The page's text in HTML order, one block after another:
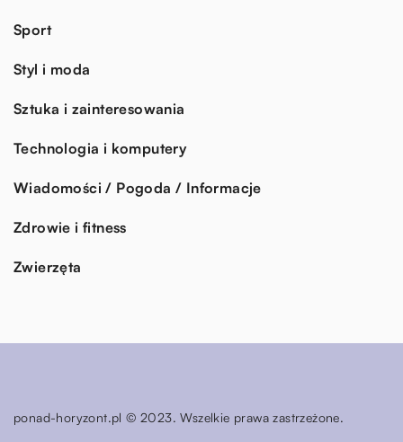
Sport
Styl i moda
Sztuka i zainteresowania
Technologia i komputery
Wiadomości / Pogoda / Informacje
Zdrowie i fitness
Zwierzęta
ponad-horyzont.pl © 2023. Wszelkie prawa zastrzeżone.